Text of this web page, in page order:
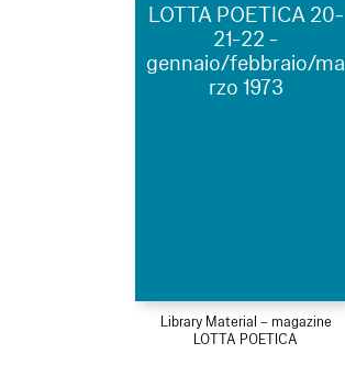
LOTTA POETICA 20-
21-22 -
gennaio/febbraio/ma
rzo 1973
Library Material – magazine
LOTTA POETICA